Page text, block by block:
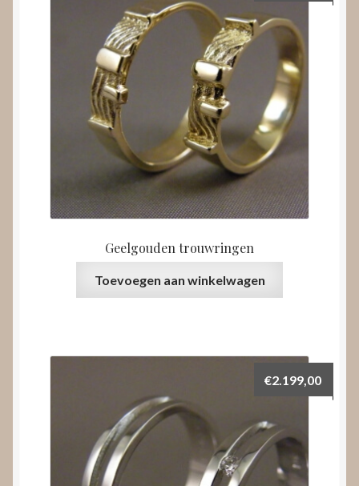
Geelgouden trouwringen
Toevoegen aan winkelwagen
€2.199,00